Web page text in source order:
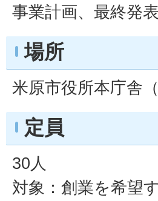
事業計画、最終発表
場所
米原市役所本庁舎
定員
30人
対象：創業を希望